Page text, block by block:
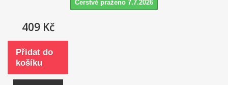
Čerstvě praženo 7.7.2026
409 Kč
Přidat do
košíku